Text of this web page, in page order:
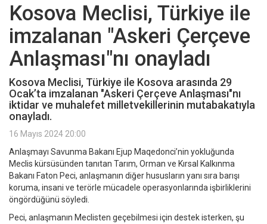
Kosova Meclisi, Türkiye ile
imzalanan "Askeri Çerçeve
Anlaşması"nı onayladı
Kosova Meclisi, Türkiye ile Kosova arasında 29
Ocak’ta imzalanan "Askeri Çerçeve Anlaşması"nı
iktidar ve muhalefet milletvekillerinin mutabakatıyla
onayladı.
16 Mayıs 2024 20:00
Anlaşmayı Savunma Bakanı Ejup Maqedonci’nin yokluğunda
Meclis kürsüsünden tanıtan Tarım, Orman ve Kırsal Kalkınma
Bakanı Faton Peci, anlaşmanın diğer hususların yanı sıra barışı
koruma, insani ve terörle mücadele operasyonlarında işbirliklerini
öngördüğünü söyledi.
Peci, anlaşmanın Meclisten geçebilmesi için destek isterken, şu